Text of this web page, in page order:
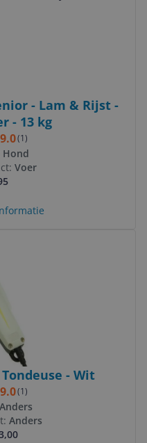
- Lam & Rijst -
- 13 kg
9.0(1)
Hond
Voer
- Wit
9.0(1)
Anders
Anders